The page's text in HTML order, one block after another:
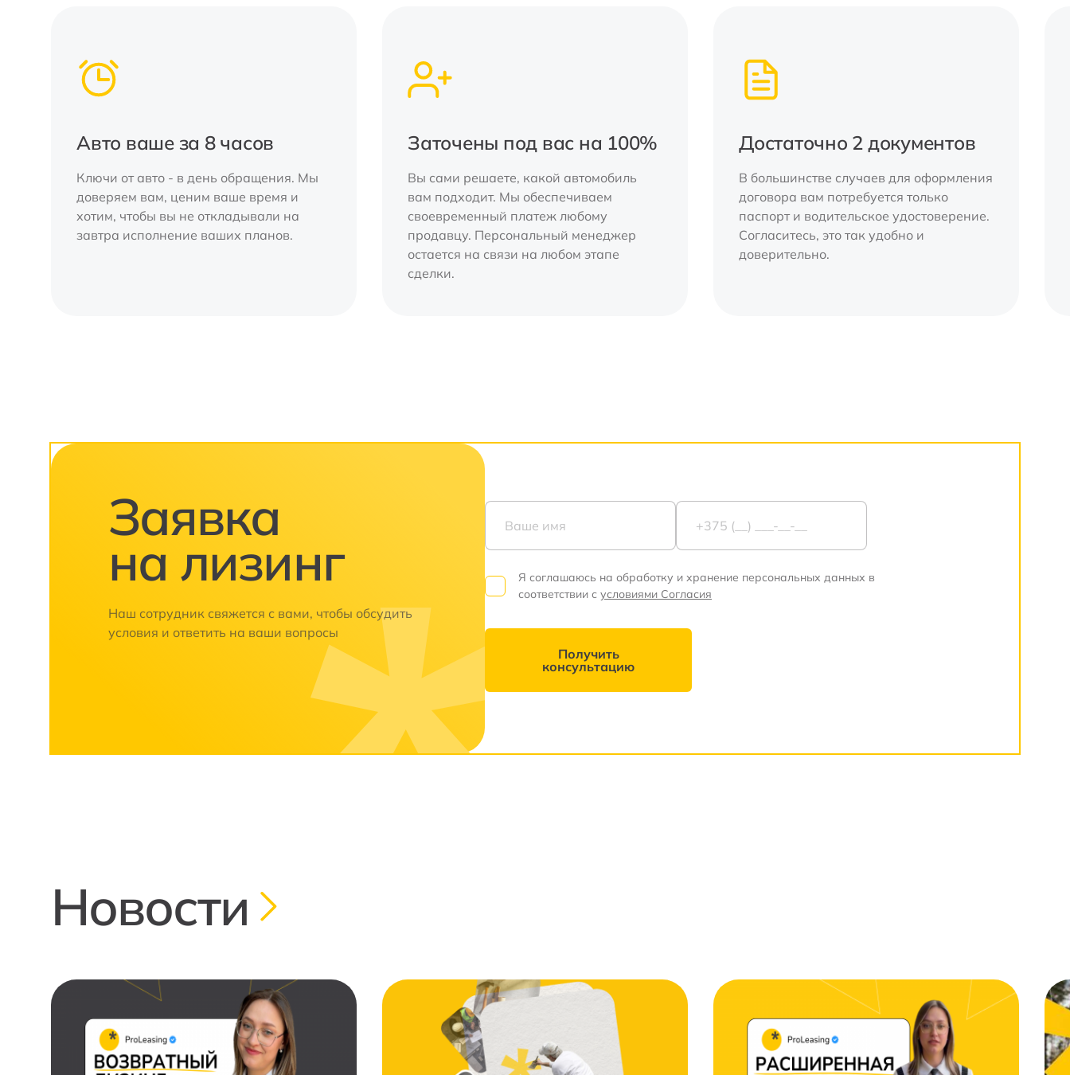
Авто ваше за 8 часов
Ключи от авто - в день обращения. Мы
доверяем вам, ценим ваше время и
хотим, чтобы вы не откладывали на
завтра исполнение ваших планов.
Заточены под вас на 100%
Вы сами решаете, какой автомобиль
вам подходит. Мы обеспечиваем
своевременный платеж любому
продавцу. Персональный менеджер
остается на связи на любом этапе
сделки.
Достаточно 2 документов
В большинстве случаев для оформления
договора вам потребуется только
паспорт и водительское удостоверение.
Согласитесь, это так удобно и
доверительно.
Заявка
на лизинг
Наш сотрудник свяжется с вами, чтобы обсудить
условия и ответить на ваши вопросы
Я соглашаюсь на обработку и хранение персональных данных в
соответствии с условиями Согласия
Получить
консультацию
Новости